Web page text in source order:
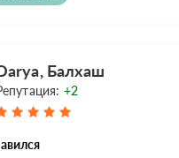
Балхаш
+2